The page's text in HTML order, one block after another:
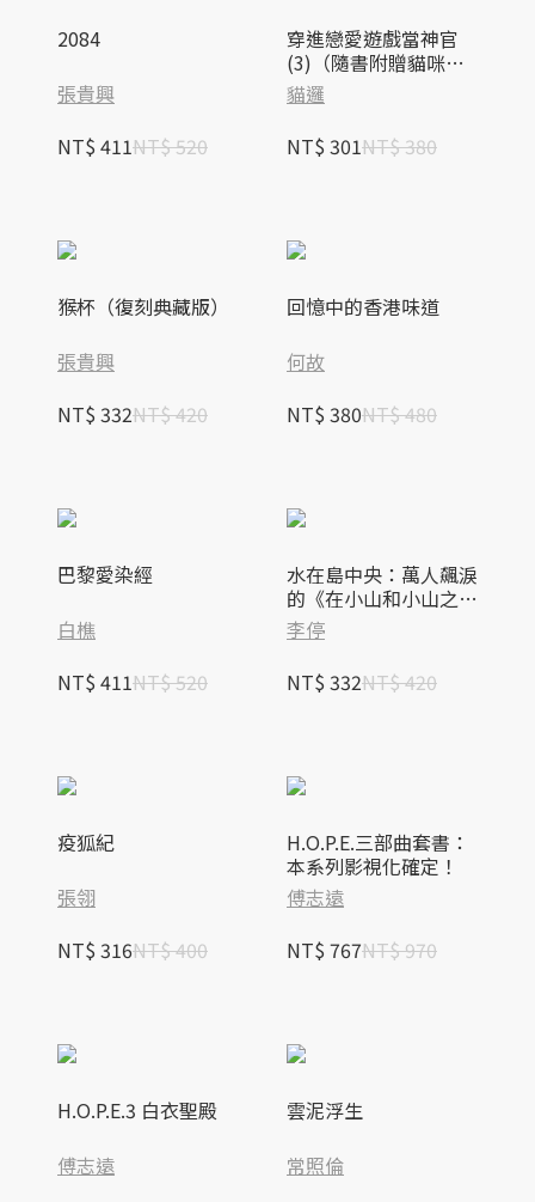
2084
張貴興
NT$ 411NT$ 520
穿進戀愛遊戲當神官
(3)（隨書附贈貓咪造
型拇指扇）
貓邏
NT$ 301NT$ 380
猴杯（復刻典藏版）
張貴興
NT$ 332NT$ 420
回憶中的香港味道
何故
NT$ 380NT$ 480
巴黎愛染經
白樵
NT$ 411NT$ 520
水在島中央：萬人飆淚
的《在小山和小山之
間》作者李停全新感動
力作
李停
NT$ 332NT$ 420
疫狐紀
張翎
NT$ 316NT$ 400
H.O.P.E.三部曲套書：
本系列影視化確定！
傅志遠
NT$ 767NT$ 970
H.O.P.E.3 白衣聖殿
傅志遠
雲泥浮生
常照倫